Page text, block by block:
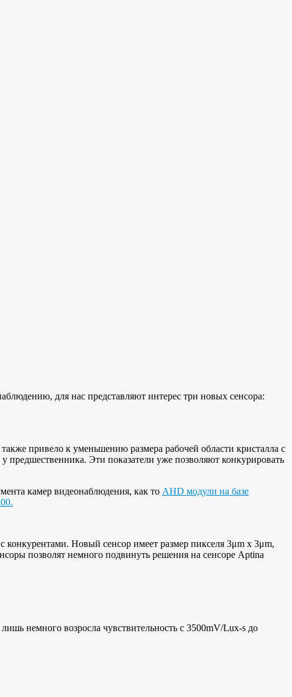
для нас представляют интерес три новых сенсора:
привело к уменьшению размера рабочей области кристалла с
предшественника. Эти показатели уже позволяют конкурировать
камер видеонаблюдения, как то AHD модули на базе
Новый сенсор имеет размер пикселя 3μm x 3μm,
позволят немного подвинуть решения на сенсоре Aptina
немного возросла чувствительность с 3500mV/Lux-s до